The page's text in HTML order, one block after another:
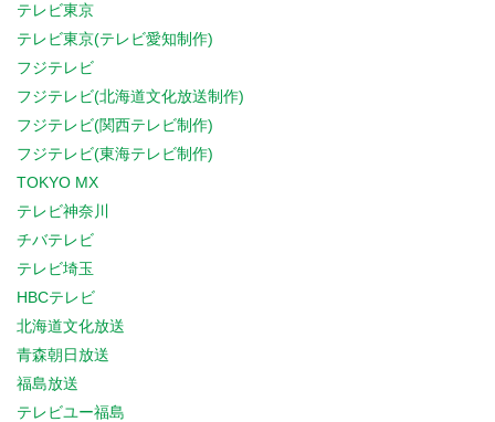
テレビ東京
テレビ東京(テレビ愛知制作)
フジテレビ
フジテレビ(北海道文化放送制作)
フジテレビ(関西テレビ制作)
フジテレビ(東海テレビ制作)
TOKYO MX
テレビ神奈川
チバテレビ
テレビ埼玉
HBCテレビ
北海道文化放送
青森朝日放送
福島放送
テレビユー福島